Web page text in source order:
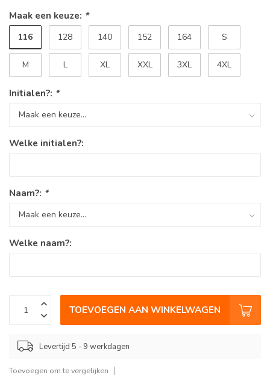
Maak een keuze: *
116 128 140 152 164 S
M L XL XXL 3XL 4XL
Initialen?: *
Welke initialen?:
Naam?: *
Welke naam?:
TOEVOEGEN AAN WINKELWAGEN
Levertijd 5 - 9 werkdagen
Toevoegen om te vergelijken